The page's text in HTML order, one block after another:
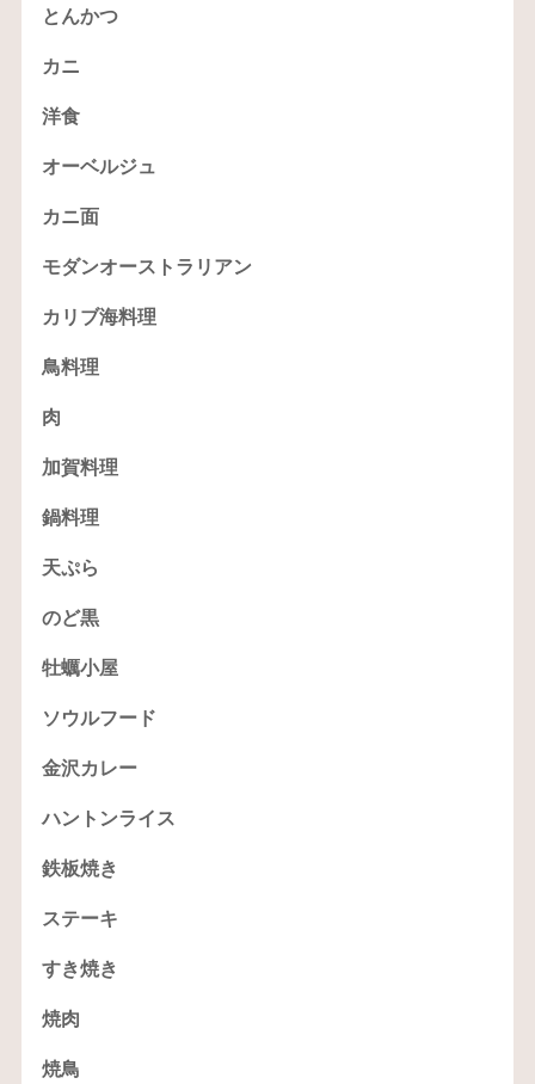
とんかつ
カニ
洋食
オーベルジュ
カニ面
モダンオーストラリアン
カリブ海料理
鳥料理
肉
加賀料理
鍋料理
天ぷら
のど黒
牡蠣小屋
ソウルフード
金沢カレー
ハントンライス
鉄板焼き
ステーキ
すき焼き
焼肉
焼鳥